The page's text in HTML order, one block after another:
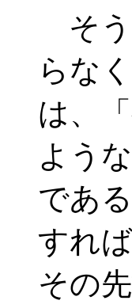
そう
らな
は、
よう
であ
すれ
その